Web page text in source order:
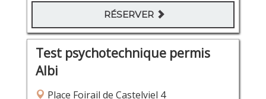
RÉSERVER
Test psychotechnique permis
Albi
Place Foirail de Castelviel 4